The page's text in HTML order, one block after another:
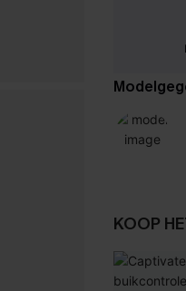
KOOP